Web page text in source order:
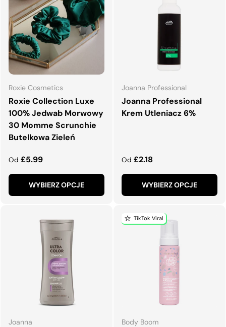
Roxie Cosmetics
Roxie Collection Luxe
100% Jedwab Morwowy
30 Momme Scrunchie
Butelkowa Zieleń
Normalna cena
Od £5.99
WYBIERZ OPCJE
Joanna Professional
Joanna Professional
Krem Utleniacz 6%
Normalna cena
Od £2.18
WYBIERZ OPCJE
Joanna
TikTok Viral
Body Boom